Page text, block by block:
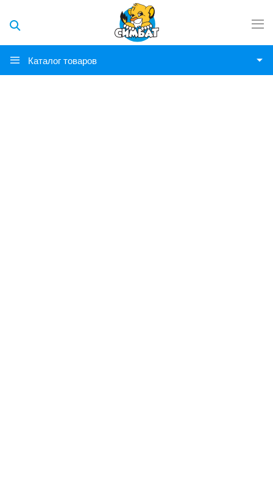
Каталог товаров